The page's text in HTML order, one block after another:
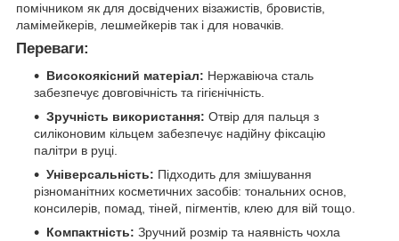
помічником як для досвідчених візажистів, бровистів,
ламімейкерів, лешмейкерів так і для новачків.
Переваги:
Високоякісний матеріал: Нержавіюча сталь
забезпечує довговічність та гігієнічність.
Зручність використання: Отвір для пальця з
силіконовим кільцем забезпечує надійну фіксацію
палітри в руці.
Універсальність: Підходить для змішування
різноманітних косметичних засобів: тональних основ,
консилерів, помад, тіней, пігментів, клею для вій тощо.
Компактність: Зручний розмір та наявність чохла